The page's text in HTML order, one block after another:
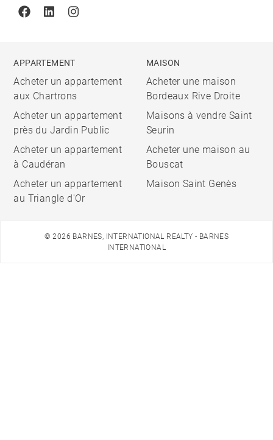
FacebookLinkedinInstagram
APPARTEMENT
Acheter un appartement
aux Chartrons
Acheter un appartement
près du Jardin Public
Acheter un appartement
à Caudéran
Acheter un appartement
au Triangle d'Or
MAISON
Acheter une maison
Bordeaux Rive Droite
Maisons à vendre Saint
Seurin
Acheter une maison au
Bouscat
Maison Saint Genès
© 2026 BARNES, INTERNATIONAL REALTY - BARNES
INTERNATIONAL